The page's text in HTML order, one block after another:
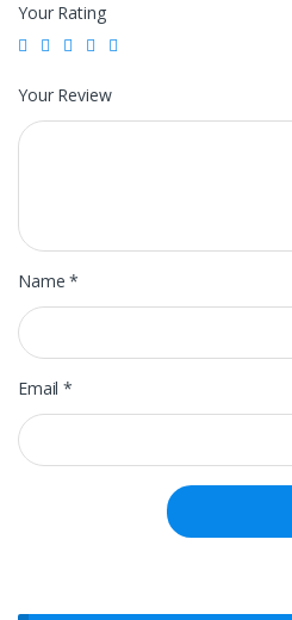
Your Rating
Your Review
Name*
Email*